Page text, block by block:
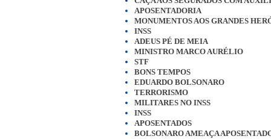
APOSENTADORIA
MONUMENTOS AOS GRANDES
INSS
ADEUS PÉ DE MEIA
MINISTRO MARCO AURÉLIO
STF
BONS TEMPOS
EDUARDO BOLSONARO
TERRORISMO
MILITARES NO INSS
INSS
APOSENTADOS
BOLSONARO AMEAÇA